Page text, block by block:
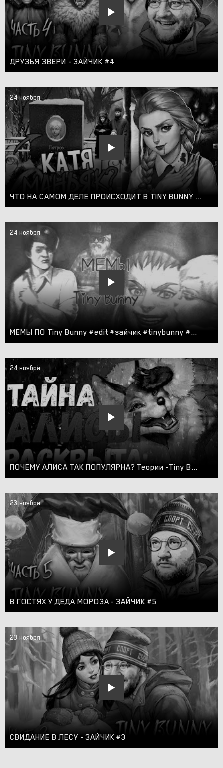
ДРУЗЬЯ ЗВЕРИ - ЗАЙЧИК #4
24 ноября
ЧТО НА САМОМ ДЕЛЕ ПРОИСХОДИТ В TINY BUNNY | ЭТИ ТЕОРИИ РАСКРЫЛИ ПРАВДУ + РОЗЫГРЫШ ИГРЫ ЗАЙЧИК
24 ноября
МЕМЫ ПО Tiny Bunny #edit #зайчик #tinybunny #mem
24 ноября
ПОЧЕМУ АЛИСА ТАК ПОПУЛЯРНА? Теории -Tiny Bunny Зайчик 4 Эпизод
23 ноября
В ГОСТЯХ У ДЕДА МОРОЗА - ЗАЙЧИК #5
23 ноября
СВИДАНИЕ В ЛЕСУ - ЗАЙЧИК #3